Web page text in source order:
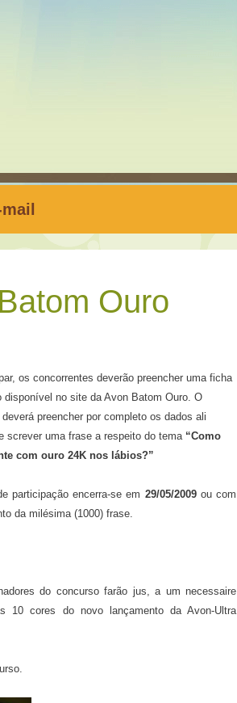
Ouro
os concorrentes deverão preencher uma ficha
disponível no site da Avon Batom Ouro. O
preencher por completo os dados ali
screver uma frase a respeito do tema “Como
com ouro 24K nos lábios?”
participação encerra-se em 29/05/2009ou com
da milésima (1000) frase.
do concurso farão jus, a um necessaire
10 cores do novo lançamento da Avon-Ultra